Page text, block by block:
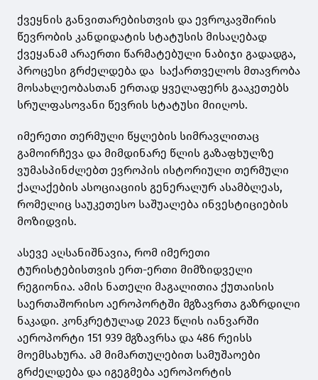
ქვეყნის განვითარებისთვის და ევროკავშირის
წევრობის კანდიდატის სტატუსის მისაღებად
ქვეყანამ არაერთი წარმატებული ნაბიჯი გადადგა,
პროცესი გრძელდება და საქართველოს მთავრობა
მოსახლეობასთან ერთად ყველაფერს გააკეთებს
სრულფასოვანი წევრის სტატუსი მიიღოს.
იმერეთი თერმული წყლების სიმრავლითაც
გამოირჩევა და მიმდინარე წლის გაზაფხულზე
ვუმასპინძლებთ ევროპის ისტორიული თერმული
ქალაქების ასოციაციის გენერალურ ასამბლეას,
რომელიც საუკეთესო საშუალება ინვესტიციების
მოზიდვის.
ასევე აღსანიშნავია, რომ იმერეთი
ტურისტებისთვის ერთ-ერთი მიმზიდველი
რეგიონია. ამის ნათელი მაგალითია ქუთაისის
საერთაშორისო აეროპორტში მგზავრთა გაზრდილი
ნაკადი. კონკრეტულად 2023 წლის იანვარში
აეროპორტი 151 939 მგზავრსა და 486 რეისს
მოემსახურა. ამ მიმართულებით სამუშაოები
გრძელდება და იგეგმება აეროპორტის